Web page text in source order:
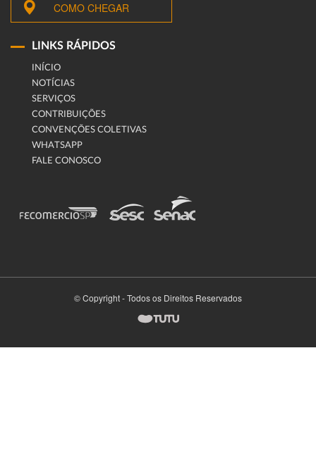
COMO CHEGAR
LINKS RÁPIDOS
INÍCIO
NOTÍCIAS
SERVIÇOS
CONTRIBUIÇÕES
CONVENÇÕES COLETIVAS
WHATSAPP
FALE CONOSCO
© Copyright - Todos os Direitos Reservados